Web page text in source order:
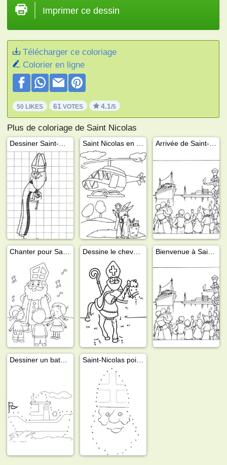
Imprimer ce dessin
Télécharger ce coloriage
Colorier en ligne
50 LIKES 61 VOTES 4.1/5
Plus de coloriage de Saint Nicolas